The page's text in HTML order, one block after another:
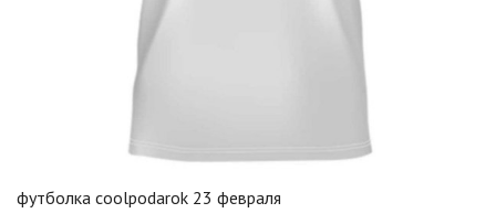
футболка coolpodarok 23 февраля